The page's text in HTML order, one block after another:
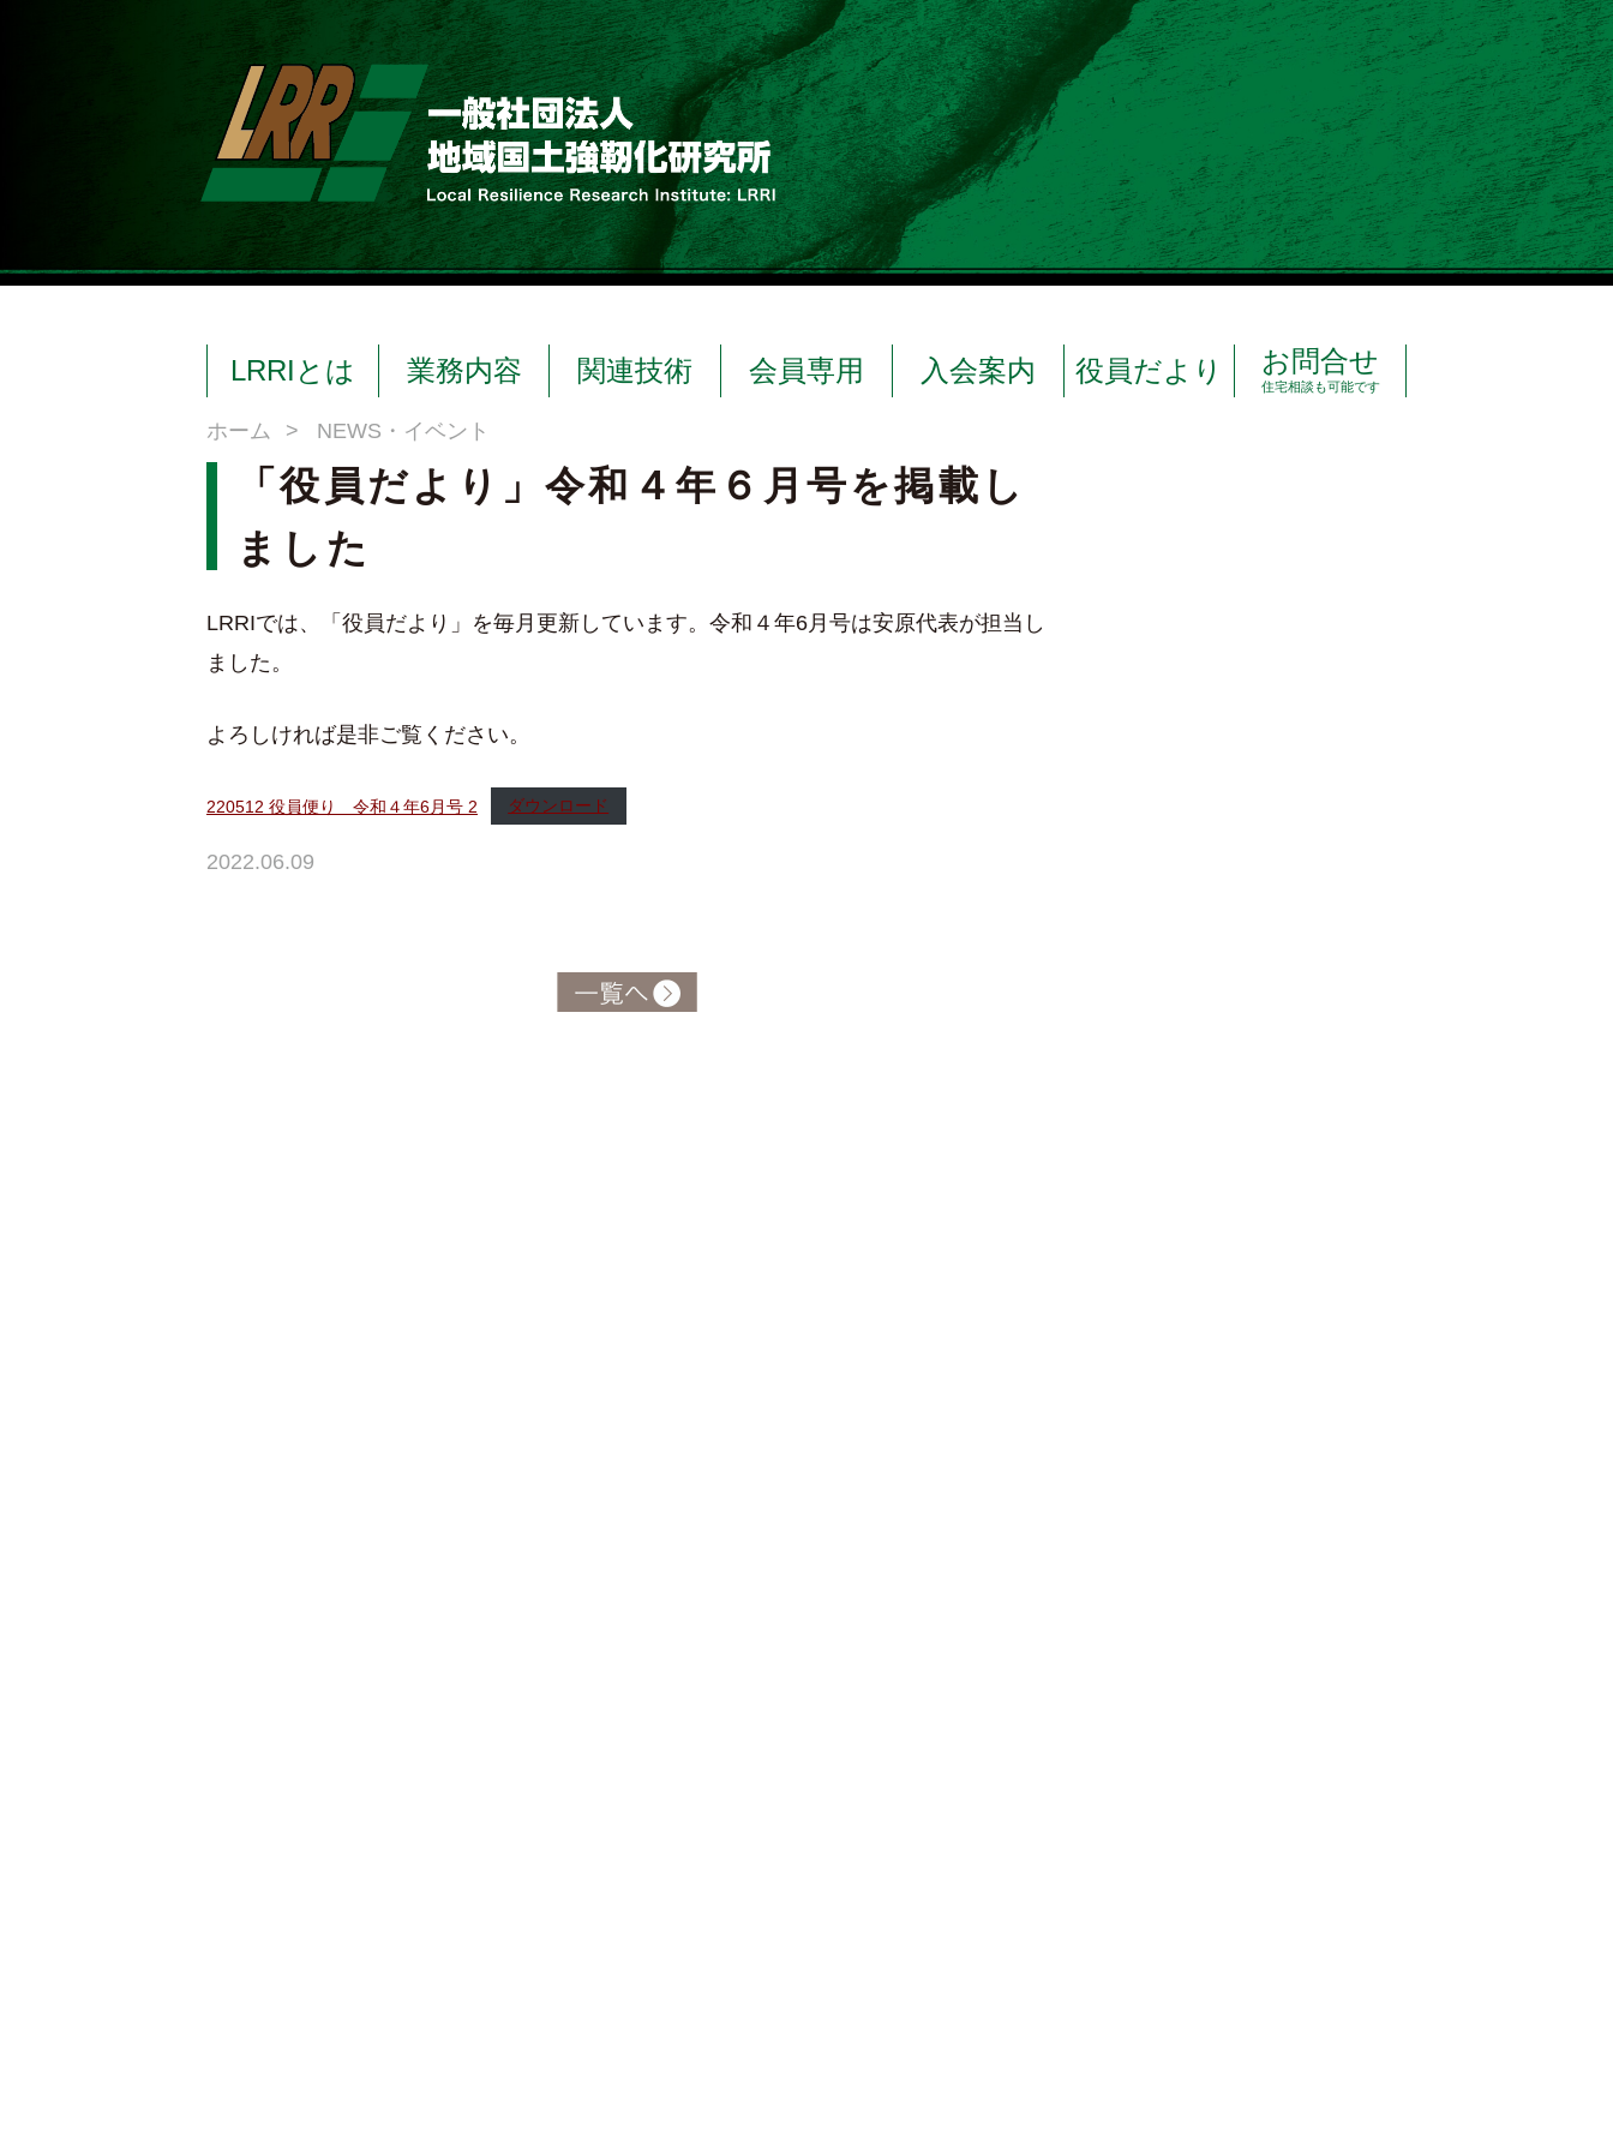
LRRIとは 業務内容 関連技術 会員専用 入会案内 役員だより お問合せ
住宅相談も可能です
ホーム > NEWS・イベント
「役員だより」令和４年６月号を掲載し
ました
LRRIでは、「役員だより」を毎月更新しています。令和４年6月号は安原代表が担当し
ました。
よろしければ是非ご覧ください。
220512 役員便り 令和４年6月号 2 ダウンロード
2022.06.09